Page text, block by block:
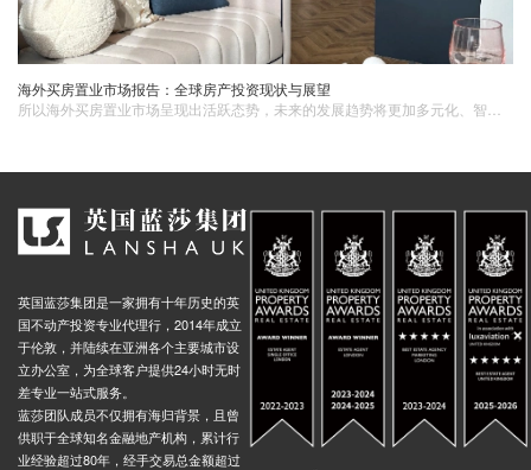
海外买房置业市场报告：全球房产投资现状与展望
英国蓝莎集团是一家拥有十年历史的英
国不动产投资专业代理行，2014年成立
于伦敦，并陆续在亚洲各个主要城市设
立办公室，为全球客户提供24小时无时
差专业一站式服务。
蓝莎团队成员不仅拥有海归背景，且曾
供职于全球知名金融地产机构，累计行
业经验超过80年，经手交易总金额超过